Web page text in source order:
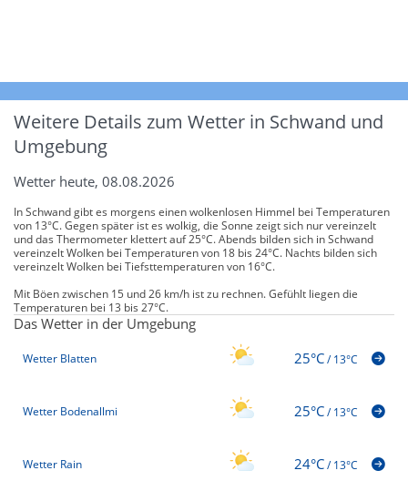
Weitere Details zum Wetter in Schwand und
Umgebung
Wetter heute, 08.08.2026
In Schwand gibt es morgens einen wolkenlosen Himmel bei Temperaturen
von 13°C. Gegen später ist es wolkig, die Sonne zeigt sich nur vereinzelt
und das Thermometer klettert auf 25°C. Abends bilden sich in Schwand
vereinzelt Wolken bei Temperaturen von 18 bis 24°C. Nachts bilden sich
vereinzelt Wolken bei Tiefsttemperaturen von 16°C.
Mit Böen zwischen 15 und 26 km/h ist zu rechnen. Gefühlt liegen die
Temperaturen bei 13 bis 27°C.
Das Wetter in der Umgebung
Wetter Blatten 25°C/13°C
Wetter Bodenallmi 25°C/13°C
Wetter Rain 24°C/13°C